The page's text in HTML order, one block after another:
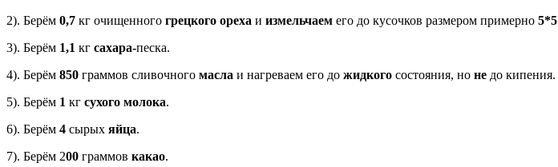
2). Берём 0,7 кг очищенного грецкого ореха и измельчаем его до кусочков размером примерно 5*5
3). Берём 1,1 кг сахара-песка.
4). Берём 850 граммов сливочного масла и нагреваем его до жидкого состояния, но не до кипения.
5). Берём 1 кг сухого молока.
6). Берём 4 сырых яйца.
7). Берём 200 граммов какао.